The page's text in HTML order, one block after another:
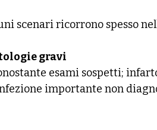
scenari ricorrono spesso
gravi
esami sospetti;
importante non